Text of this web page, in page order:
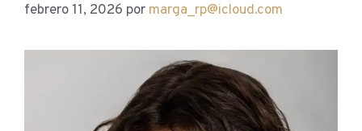
febrero 11, 2026 por marga_rp@icloud.com